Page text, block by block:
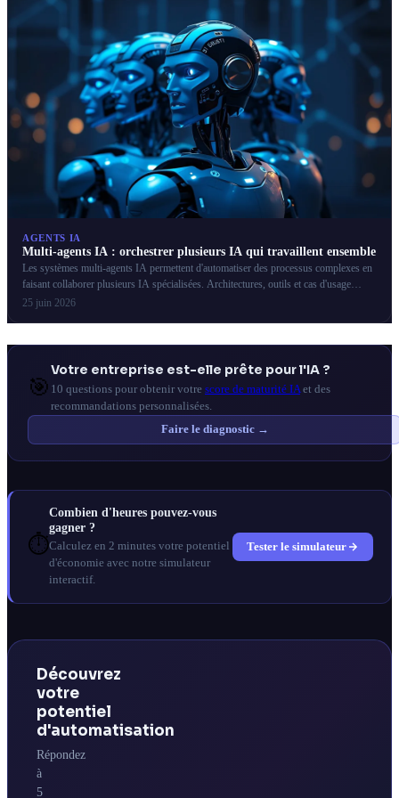
AGENTS IA
Multi-agents IA : orchestrer plusieurs IA qui travaillent ensemble
Les systèmes multi-agents IA permettent d'automatiser des processus complexes en
faisant collaborer plusieurs IA spécialisées. Architectures, outils et cas d'usage
PME.
25 juin 2026
🎯
Votre entreprise est-elle prête pour l'IA ?
10 questions pour obtenir votre score de maturité IAet des
recommandations personnalisées.
Faire le diagnostic →
⏱️
Combien d'heures pouvez-vous
gagner ?
Calculez en 2 minutes votre potentiel
d'économie avec notre simulateur
interactif.
Tester le simulateur
Découvrez
votre
potentiel
d'automatisation
Répondez
à
5